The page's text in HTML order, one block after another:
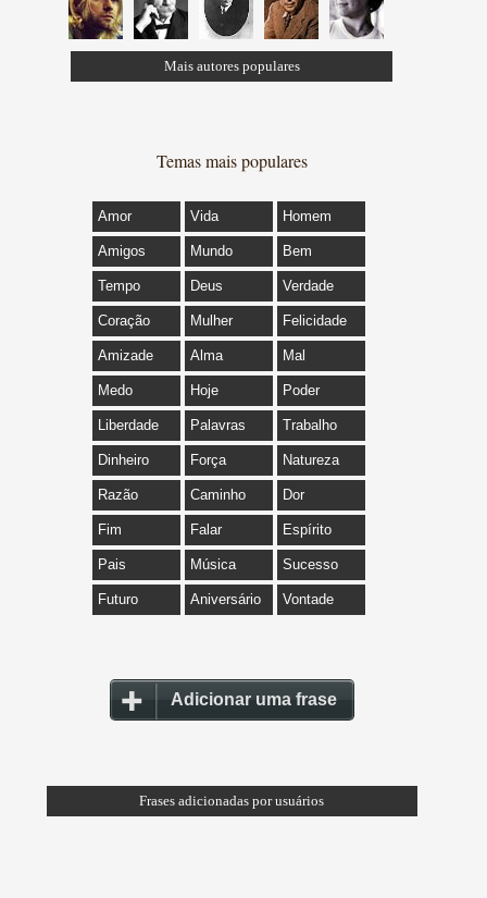
Mais autores populares
Temas mais populares
Amor Vida Homem
Amigos Mundo Bem
Tempo Deus Verdade
Coração Mulher Felicidade
Amizade Alma Mal
Medo Hoje Poder
Liberdade Palavras Trabalho
Dinheiro Força Natureza
Razão Caminho Dor
Fim Falar Espírito
Pais Música Sucesso
Futuro Aniversário Vontade
Adicionar uma frase
Frases adicionadas por usuários